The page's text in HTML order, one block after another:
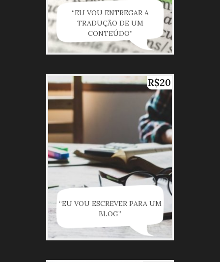
“EU VOU ENTREGAR A
TRADUÇÃO DE UM
CONTEÚDO”
R$20
“EU VOU ESCREVER PARA UM
BLOG”